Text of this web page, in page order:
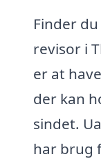
Finder
revisor i
er at
der kan
sindet.
har brug